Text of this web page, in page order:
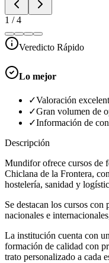
1 /4
Veredicto Rápido
Lo mejor
✓Valoración
✓Gran volumen de
✓Información de
Descripción
Mundifor ofrece cursos de
Chiclana de la Frontera,
hostelería, sanidad y
Se destacan los cursos con
nacionales e
La institución cuenta con
formación de calidad con
trato personalizado a cada